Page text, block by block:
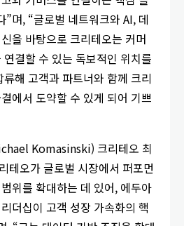
”며, “글로벌 네트워크와 AI, 데
을 바탕으로 크리테오는 커머
결할 수 있는 독보적인 위치를
해 고객과 파트너와 함께 크리
에서 도약할 수 있게 되어 기쁘
Komasinski) 크리테오 최
테오가 글로벌 시장에서 퍼포먼
위를 확대하는 데 있어, 에두아
더십이 고객 성장 가속화의 핵